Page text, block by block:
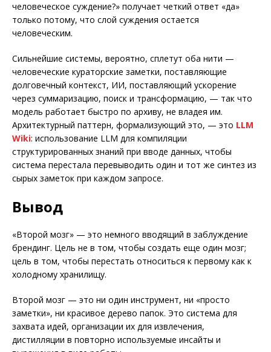
человеческое суждение?» получает четкий ответ «да»
только потому, что слой суждения остается
человеческим.
Сильнейшие системы, вероятно, сплетут оба нити —
человеческие кураторские заметки, поставляющие
долговечный контекст, ИИ, поставляющий ускорение
через суммаризацию, поиск и трансформацию, — так что
модель работает быстро по архиву, не владея им.
Архитектурный паттерн, формализующий это, — это LLM
Wiki: использование LLM для компиляции
структурированных знаний при вводе данных, чтобы
система перестала перевыводить один и тот же синтез из
сырых заметок при каждом запросе.
Вывод
«Второй мозг» — это немного вводящий в заблуждение
брендинг. Цель не в том, чтобы создать еще один мозг;
цель в том, чтобы перестать относиться к первому как к
холодному хранилищу.
Второй мозг — это ни один инструмент, ни «просто
заметки», ни красивое дерево папок. Это система для
захвата идей, организации их для извлечения,
дистилляции в повторно используемые инсайты и